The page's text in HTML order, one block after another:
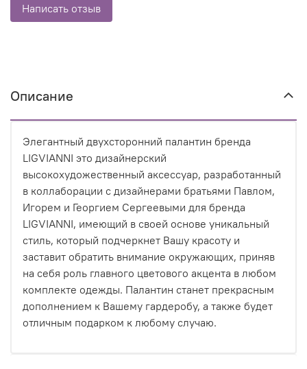
Написать отзыв
Описание
Элегантный двухсторонний палантин бренда
LIGVIANNI это дизайнерский
высокохудожественный аксессуар, разработанный
в коллаборации с дизайнерами братьями Павлом,
Игорем и Георгием Сергеевыми для бренда
LIGVIANNI, имеющий в своей основе уникальный
стиль, который подчеркнет Вашу красоту и
заставит обратить внимание окружающих, приняв
на себя роль главного цветового акцента в любом
комплекте одежды. Палантин станет прекрасным
дополнением к Вашему гардеробу, а также будет
отличным подарком к любому случаю.